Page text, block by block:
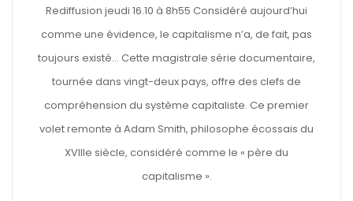
Rediffusion jeudi 16.10 à 8h55 Considéré aujourd’hui
comme une évidence, le capitalisme n’a, de fait, pas
toujours existé… Cette magistrale série documentaire,
tournée dans vingt-deux pays, offre des clefs de
compréhension du système capitaliste. Ce premier
volet remonte à Adam Smith, philosophe écossais du
XVIIIe siècle, considéré comme le « père du
capitalisme ».